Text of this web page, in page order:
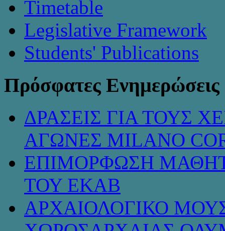
Timetable
Legislative Framework
Students' Publications
Πρόσφατες Ενημερώσεις
ΔΡΑΣΕΙΣ ΓΙΑ ΤΟΥΣ
ΑΓΩΝΕΣ MILANO
ΕΠΙΜΟΡΦΩΣΗ
ΤΟΥ ΕΚΑΒ
ΑΡΧΑΙΟΛΟΓΙΚΟ